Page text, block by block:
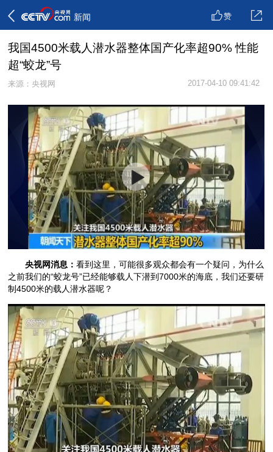
新闻 赞
我国4500米载人潜水器整体国产化率超90% 性能
超“蛟龙”号
来源：央视网 2017-04-10 09:41:42
央视网消息：看到这里，可能很多观众都会有一个疑问，为什么
之前我们的“蛟龙号”已经能够载人下潜到7000米的海底，我们还要研
制4500米的载人潜水器呢？